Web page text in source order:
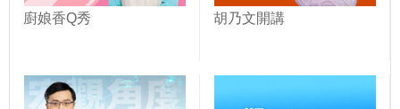
廚娘香Q秀 胡乃文開講